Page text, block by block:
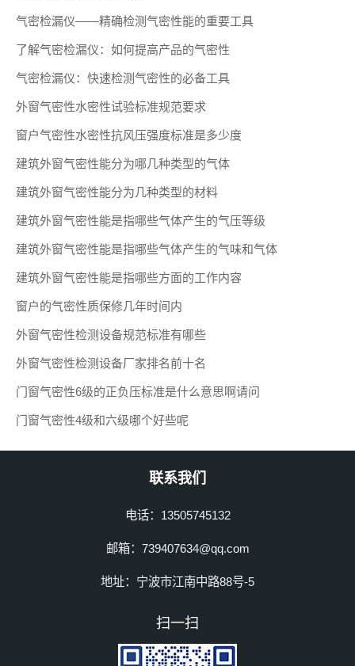
气密检漏仪——精确检测气密性能的重要工具
了解气密检漏仪：如何提高产品的气密性
气密检漏仪：快速检测气密性的必备工具
外窗气密性水密性试验标准规范要求
窗户气密性水密性抗风压强度标准是多少度
建筑外窗气密性能分为哪几种类型的气体
建筑外窗气密性能分为几种类型的材料
建筑外窗气密性能是指哪些气体产生的气压等级
建筑外窗气密性能是指哪些气体产生的气味和气体
建筑外窗气密性能是指哪些方面的工作内容
窗户的气密性质保修几年时间内
外窗气密性检测设备规范标准有哪些
外窗气密性检测设备厂家排名前十名
门窗气密性6级的正负压标准是什么意思啊请问
门窗气密性4级和六级哪个好些呢
联系我们
电话：13505745132
邮箱：739407634@qq.com
地址：宁波市江南中路88号-5
扫一扫